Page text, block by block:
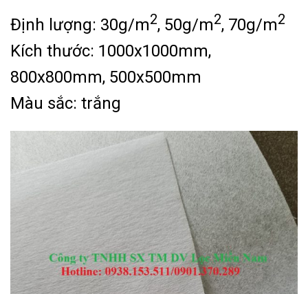
Định lượng: 30g/m2, 50g/m2, 70g/m2
Kích thước: 1000x1000mm,
800x800mm, 500x500mm
Màu sắc: trắng